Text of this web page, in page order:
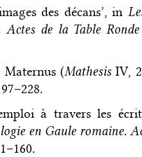
des décans’, in
de la Table
Maternus (Mathesis IV,
à travers les
en Gaule romaine.